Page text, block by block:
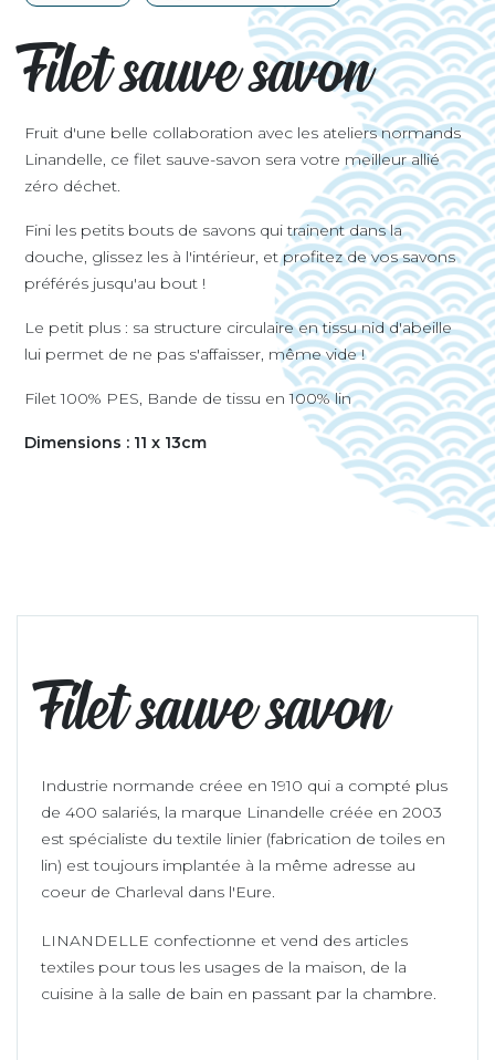
Filet sauve savon
Fruit d'une belle collaboration avec les ateliers normands
Linandelle, ce filet sauve-savon sera votre meilleur allié
zéro déchet.
Fini les petits bouts de savons qui trainent dans la
douche, glissez les à l'intérieur, et profitez de vos savons
préférés jusqu'au bout !
Le petit plus : sa structure circulaire en tissu nid d'abeille
lui permet de ne pas s'affaisser, même vide !
Filet 100% PES, Bande de tissu en 100% lin
Dimensions : 11 x 13cm
Filet sauve savon
Industrie normande créee en 1910 qui a compté plus
de 400 salariés, la marque Linandelle créée en 2003
est spécialiste du textile linier (fabrication de toiles en
lin) est toujours implantée à la même adresse au
coeur de Charleval dans l'Eure.
LINANDELLE confectionne et vend des articles
textiles pour tous les usages de la maison, de la
cuisine à la salle de bain en passant par la chambre.